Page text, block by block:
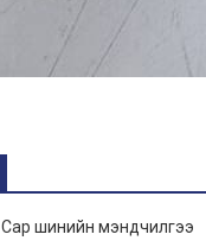
Сар шинийн мэндчилгээ